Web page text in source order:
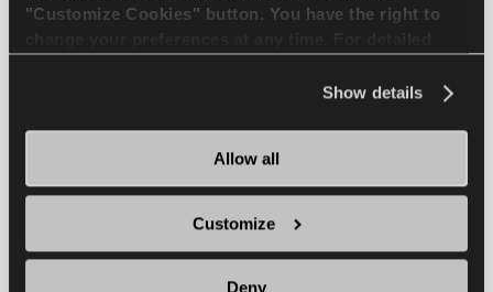
"Customize Cookies" button. You have the right to
Show details
Allow all
Customize
Deny
ICEWAYS 2
Ausgezeichneter Grip und Sicherheit für